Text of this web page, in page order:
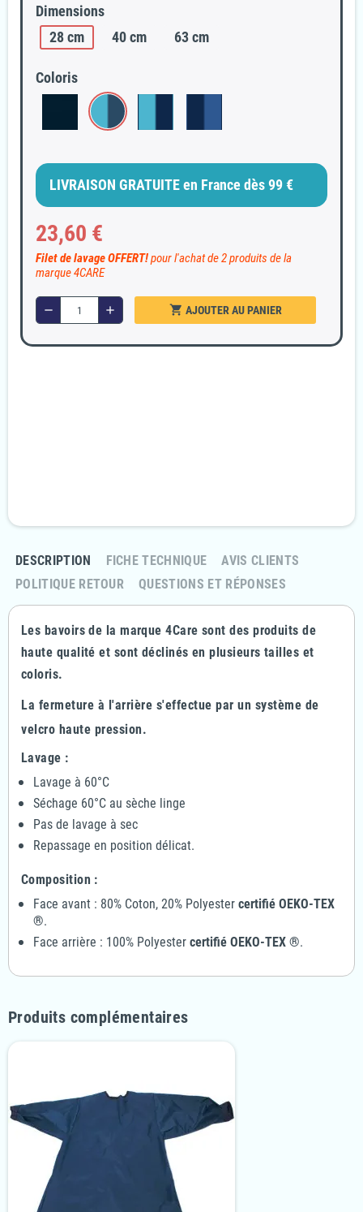
Dimensions
28 cm
40 cm 63 cm
Coloris
LIVRAISON GRATUITE en France dès 99 €
23,60 €
Filet de lavage OFFERT!pour l'achat de 2 produits de la
marque 4CARE
remove add shopping_cart AJOUTER AU PANIER
DESCRIPTION FICHE TECHNIQUE
AVIS CLIENTS
POLITIQUE RETOUR
QUESTIONS ET RÉPONSES
Les bavoirs de la marque 4Care sont des produits de
haute qualité et sont déclinés en plusieurs tailles et
coloris.
La fermeture à l'arrière s'effectue par un système de
velcro haute pression.
Lavage :
Lavage à 60°C
Séchage 60°C au sèche linge
Pas de lavage à sec
Repassage en position délicat.
Composition :
Face avant : 80% Coton, 20% Polyester certifié OEKO-TEX
®.
Face arrière : 100% Polyester certifié OEKO-TEX ®.
Produits complémentaires